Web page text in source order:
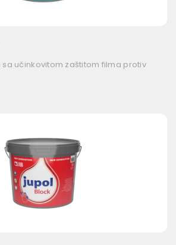
učinkovitom zaštitom filma protiv